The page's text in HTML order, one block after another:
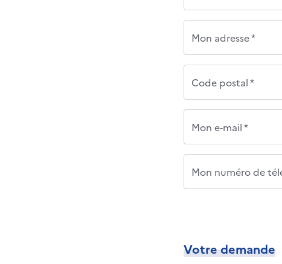
Mon adresse *
Code postal *
Mon e-mail *
Mon numéro de
Votre demande